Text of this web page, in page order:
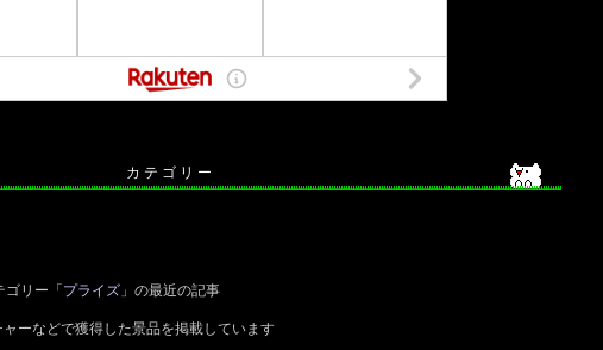
カ テ ゴ リ ー
ゴリー「 プライズ 」の最近の記事
ーなどで獲得した景品を掲載しています